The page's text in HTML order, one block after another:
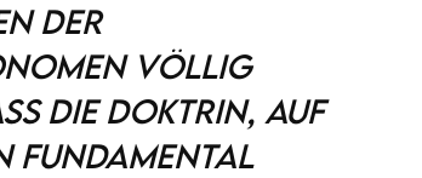
der
völlig
die Doktrin, auf
fundamental